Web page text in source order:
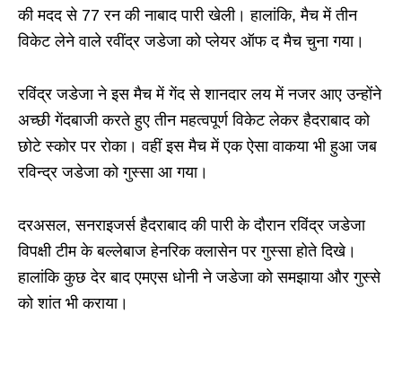
की मदद से 77 रन की नाबाद पारी खेली। हालांकि, मैच में तीन
विकेट लेने वाले रवींद्र जडेजा को प्लेयर ऑफ द मैच चुना गया।
रविंद्र जडेजा ने इस मैच में गेंद से शानदार लय में नजर आए उन्होंने
अच्छी गेंदबाजी करते हुए तीन महत्वपूर्ण विकेट लेकर हैदराबाद को
छोटे स्कोर पर रोका। वहीं इस मैच में एक ऐसा वाकया भी हुआ जब
रविन्द्र जडेजा को गुस्सा आ गया।
दरअसल, सनराइजर्स हैदराबाद की पारी के दौरान रविंद्र जडेजा
विपक्षी टीम के बल्लेबाज हेनरिक क्लासेन पर गुस्सा होते दिखे।
हालांकि कुछ देर बाद एमएस धोनी ने जडेजा को समझाया और गुस्से
को शांत भी कराया।